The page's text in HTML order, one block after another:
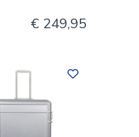
€ 249,95